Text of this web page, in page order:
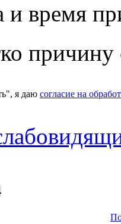
и время
я даю согласие на